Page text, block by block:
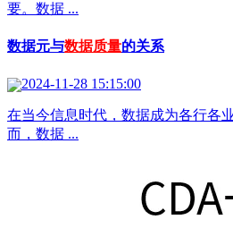
要。数据 ...
数据元与数据质量的关系
2024-11-28 15:15:00
在当今信息时代，数据成为各行各
而，数据 ...